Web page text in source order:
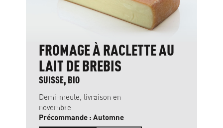
FROMAGE À RACLETTE AU
LAIT DE BREBIS
SUISSE, BIO
Demi-meule, livraison en
novembre
Précommande : Automne